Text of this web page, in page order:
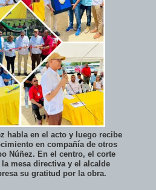
habla en el acto y luego recibe
en compañía de otros
Núñez. En el centro, el corte
mesa directiva y el alcalde
su gratitud por la obra.